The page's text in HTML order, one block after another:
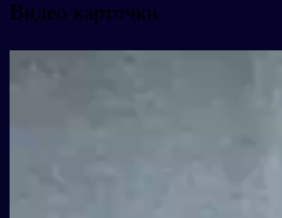
Видео карточки